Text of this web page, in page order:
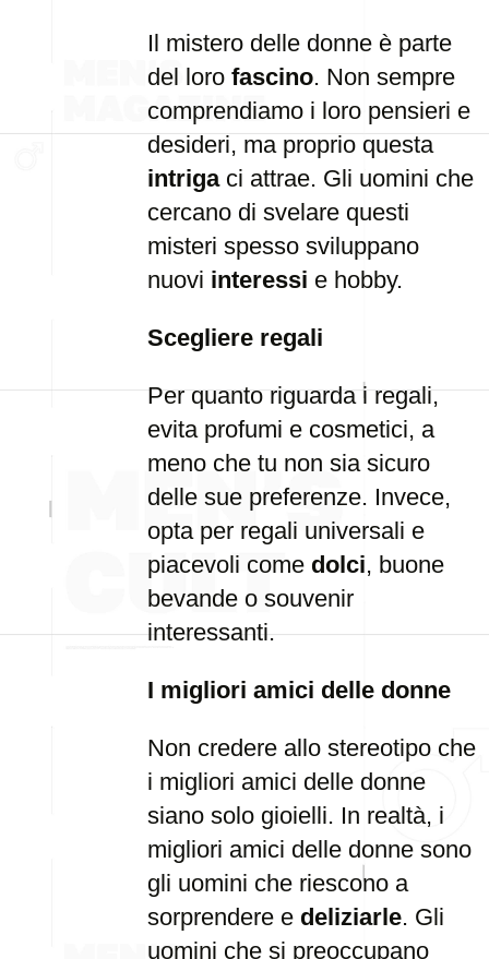
Il mistero delle donne è parte
del loro fascino. Non sempre
comprendiamo i loro pensieri e
desideri, ma proprio questa
intrigaci attrae. Gli uomini che
cercano di svelare questi
misteri spesso sviluppano
nuovi interessi e hobby.
Scegliere regali
Per quanto riguarda i regali,
evita profumi e cosmetici, a
meno che tu non sia sicuro
delle sue preferenze. Invece,
opta per regali universali e
piacevoli come dolci, buone
bevande o souvenir
interessanti.
I migliori amici delle donne
Non credere allo stereotipo che
i migliori amici delle donne
siano solo gioielli. In realtà, i
migliori amici delle donne sono
gli uomini che riescono a
sorprendere e deliziarle. Gli
uomini che si preoccupano